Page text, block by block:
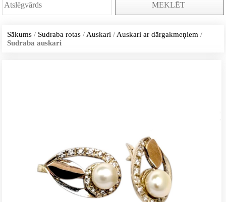
MEKLĒT
Sākums / Sudraba rotas / Auskari / Auskari ar dārgakmeņiem /
Sudraba auskari